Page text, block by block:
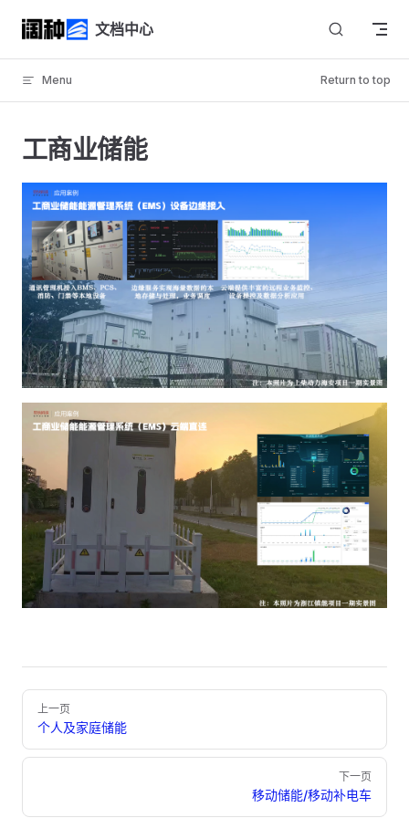
Skip to content文档中心
Menu Return to top
工商业储能
Pager
上一页
个人及家庭储能
下一页
移动储能/移动补电车